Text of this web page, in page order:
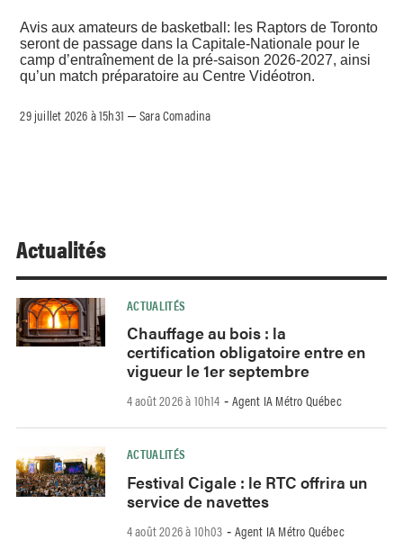
Avis aux amateurs de basketball: les Raptors de Toronto
seront de passage dans la Capitale-Nationale pour le
camp d’entraînement de la pré-saison 2026-2027, ainsi
qu’un match préparatoire au Centre Vidéotron.
29 juillet 2026 à 15h31 –Sara Comadina
Actualités
ACTUALITÉS
Chauffage au bois : la
certification obligatoire entre en
vigueur le 1er septembre
4 août 2026 à 10h14 - Agent IA Métro Québec
ACTUALITÉS
Festival Cigale : le RTC offrira un
service de navettes
4 août 2026 à 10h03 - Agent IA Métro Québec